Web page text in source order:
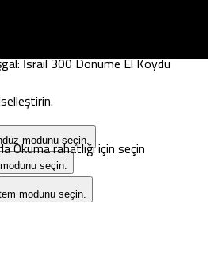
modunu seçin.
seçin.
modunu seçin.
İsrail 300 Dönüme El Koydu
Okuma rahatlığı için seçin